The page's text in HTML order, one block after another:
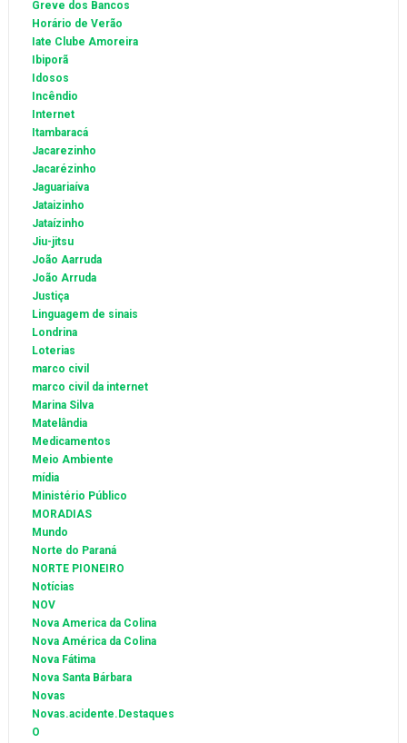
Greve dos Bancos
Horário de Verão
Iate Clube Amoreira
Ibiporã
Idosos
Incêndio
Internet
Itambaracá
Jacarezinho
Jacarézinho
Jaguariaíva
Jataizinho
Jataízinho
Jiu-jitsu
João Aarruda
João Arruda
Justiça
Linguagem de sinais
Londrina
Loterias
marco civil
marco civil da internet
Marina Silva
Matelândia
Medicamentos
Meio Ambiente
mídia
Ministério Público
MORADIAS
Mundo
Norte do Paraná
NORTE PIONEIRO
Notícias
NOV
Nova America da Colina
Nova América da Colina
Nova Fátima
Nova Santa Bárbara
Novas
Novas.acidente.Destaques
O